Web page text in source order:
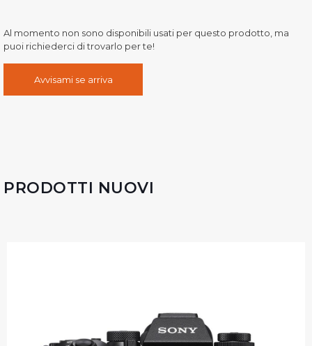
Al momento non sono disponibili usati per questo prodotto, ma
puoi richiederci di trovarlo per te!
Avvisami se arriva
PRODOTTI NUOVI